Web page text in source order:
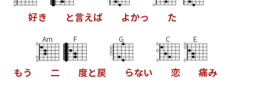
好き と言えば よかっ た
もう
Am
二
F
度と戻
G
らない
C
恋
E
痛み